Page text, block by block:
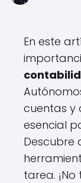
En este
cuentas y
esencial
Descubre
tarea.